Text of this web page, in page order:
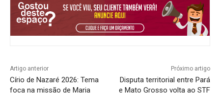
Artigo anterior
Círio de Nazaré 2026: Tema
foca na missão de Maria
Próximo artigo
Disputa territorial entre Pará
e Mato Grosso volta ao STF